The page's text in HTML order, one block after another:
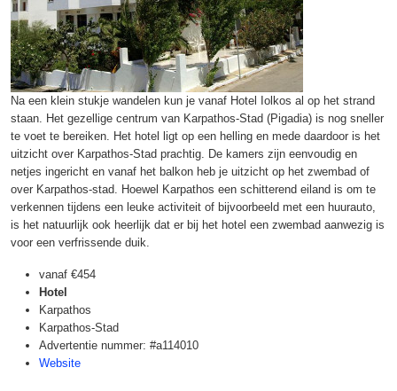
Na een klein stukje wandelen kun je vanaf Hotel Iolkos al op het strand
staan. Het gezellige centrum van Karpathos-Stad (Pigadia) is nog sneller
te voet te bereiken. Het hotel ligt op een helling en mede daardoor is het
uitzicht over Karpathos-Stad prachtig. De kamers zijn eenvoudig en
netjes ingericht en vanaf het balkon heb je uitzicht op het zwembad of
over Karpathos-stad. Hoewel Karpathos een schitterend eiland is om te
verkennen tijdens een leuke activiteit of bijvoorbeeld met een huurauto,
is het natuurlijk ook heerlijk dat er bij het hotel een zwembad aanwezig is
voor een verfrissende duik.
vanaf €454
Hotel
Karpathos
Karpathos-Stad
Advertentie nummer: #a114010
Website